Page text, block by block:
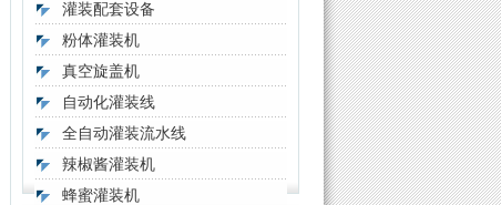
灌装配套设备
粉体灌装机
真空旋盖机
自动化灌装线
全自动灌装流水线
辣椒酱灌装机
蜂蜜灌装机